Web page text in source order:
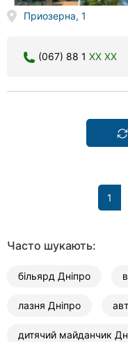
Приозерна, 1
(067) 88 1 XX XX
1
Часто шукають:
більярд Дніпро
лазня Дніпро
дитячий майданчик